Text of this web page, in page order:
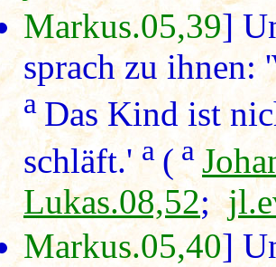
Markus.05,39]
sprach zu ihnen:
a Das Kind ist
schläft.'a(a
Lukas.08,52;
Markus.05,40]